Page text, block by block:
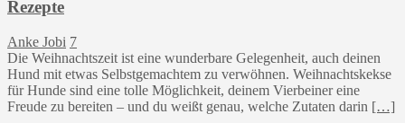
Rezepte
Anke Jobi 7
Die Weihnachtszeit ist eine wunderbare Gelegenheit, auch deinen
Hund mit etwas Selbstgemachtem zu verwöhnen. Weihnachtskekse
für Hunde sind eine tolle Möglichkeit, deinem Vierbeiner eine
Freude zu bereiten – und du weißt genau, welche Zutaten darin […]